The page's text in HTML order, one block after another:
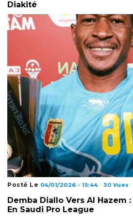
Diakité
Posté Le 04/01/2026 - 15:44 30 Vues
Demba Diallo Vers Al Hazem
En Saudi Pro League